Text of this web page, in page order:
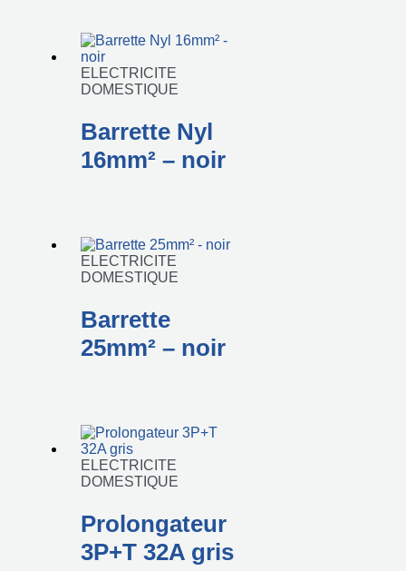
ELECTRICITE
DOMESTIQUE
Barrette Nyl
16mm² – noir
ELECTRICITE
DOMESTIQUE
Barrette
25mm² – noir
ELECTRICITE
DOMESTIQUE
Prolongateur
3P+T 32A gris